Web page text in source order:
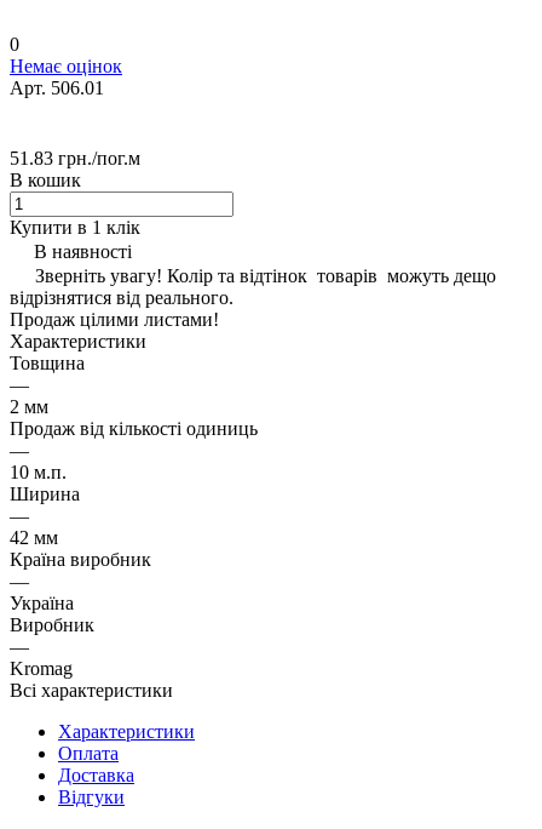
0
Немає оцінок
Арт. 506.01
51.83 грн./пог.м
В кошик
Купити в 1 клік
В наявності
Зверніть увагу! Колір та відтінок товарів можуть дещо
відрізнятися від реального.
Продаж цілими листами!
Характеристики
Товщина
—
2 мм
Продаж від кількості одиниць
—
10 м.п.
Ширина
—
42 мм
Країна виробник
—
Україна
Виробник
—
Kromag
Всі характеристики
Характеристики
Оплата
Доставка
Відгуки